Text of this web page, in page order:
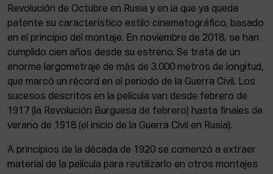
Revolución de Octubre en Rusia y en la que ya queda
patente su característico estilo cinematográfico, basado
en el principio del montaje. En noviembre de 2018, se han
cumplido cien años desde su estreno. Se trata de un
enorme largometraje de más de 3.000 metros de longitud,
que marcó un récord en el período de la Guerra Civil. Los
sucesos descritos en la película van desde febrero de
1917 (la Revolución Burguesa de febrero) hasta finales de
verano de 1918 (el inicio de la Guerra Civil en Rusia).
A principios de la década de 1920 se comenzó a extraer
material de la película para reutilizarlo en otros montajes